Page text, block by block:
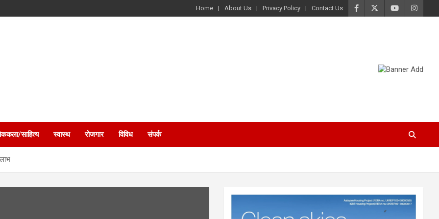
Home About Us Privacy Policy Contact Us
साहित्य स्वास्थ रोजगार विविध संपर्क